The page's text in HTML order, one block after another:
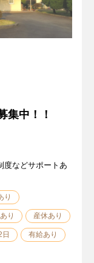
集中！！
度などサポートあ
り
り 産休あり
日 有給あり